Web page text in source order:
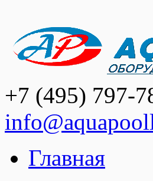
+7 (495) 797-
Главная